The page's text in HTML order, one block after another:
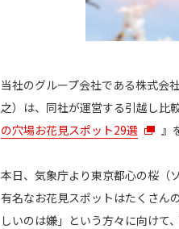
当社のグループ会社である株式会
之）は、同社が運営する引越し比
の穴場お花見スポット29選
』
本日、気象庁より東京都心の桜（
有名なお花見スポットはたくさん
しいのは嫌」という方々に向けて